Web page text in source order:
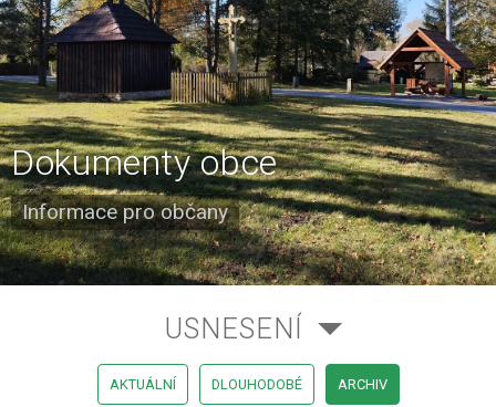
Dokumenty obce
Informace pro občany
USNESENÍ
AKTUÁLNÍ DLOUHODOBÉ ARCHIV